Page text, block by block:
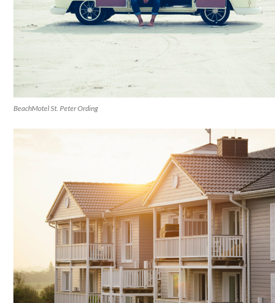
BeachMotel St. Peter Ording